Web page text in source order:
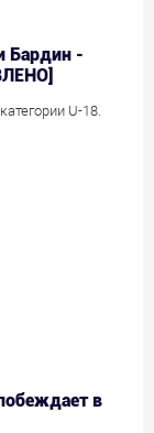
Бардин -
U-18.
в